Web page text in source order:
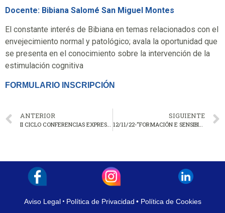
Docente: Bibiana Salomé San Miguel Montes
El constante interés de Bibiana en temas relacionados con el
envejecimiento normal y patológico; avala la oportunidad que
se presenta en el conocimiento sobre la intervención de la
estimulación cognitiva
FORMULARIO INSCRIPCIÓN
ANTERIOR
II CICLO CONFERENCIAS EXPRESA-TO CON COTOGA PARA PERSONAS COLEGIADAS
SIGUIENTE
12/11/22-“FORMACIÓN E SENSIBILIZACIÓN SOBRE TEA E ACCESIBILIDADE COGNITIVA. PROXECTO 1 DE 100 PLUS”
Aviso Legal• Política de Privacidad • Política de Cookies